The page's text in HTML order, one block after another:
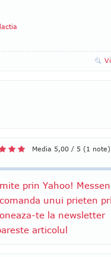
Media 5,00 / 5 (1 note)
prin Yahoo!
unui prieten
te la newsletter
articolul